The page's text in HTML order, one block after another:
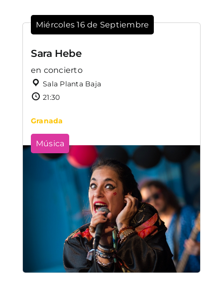
Miércoles 16 de Septiembre
Sara Hebe
en concierto
Sala Planta Baja
21:30
Granada
Música